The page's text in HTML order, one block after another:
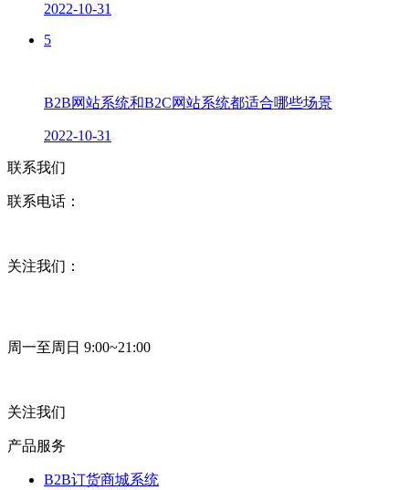
2022-10-31
5
B2B网站系统和B2C网站系统都适合哪些场景
2022-10-31
联系我们
联系电话：
关注我们：
周一至周日 9:00~21:00
关注我们
产品服务
B2B订货商城系统